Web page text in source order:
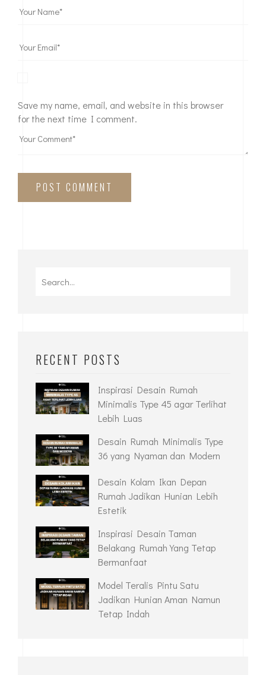
Save my name, email, and website in this browser
for the next time I comment.
POST COMMENT
RECENT POSTS
Inspirasi Desain Rumah
Minimalis Type 45 agar Terlihat
Lebih Luas
Desain Rumah Minimalis Type
36 yang Nyaman dan Modern
Desain Kolam Ikan Depan
Rumah Jadikan Hunian Lebih
Estetik
Inspirasi Desain Taman
Belakang Rumah Yang Tetap
Bermanfaat
Model Teralis Pintu Satu
Jadikan Hunian Aman Namun
Tetap Indah